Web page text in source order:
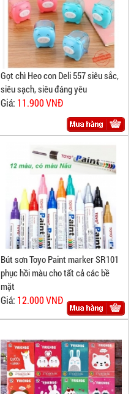
Gọt chì Heo con Deli 557 siêu sắc,
siêu sạch, siêu đáng yêu
Giá: 11.900 VNĐ
Bút sơn Toyo Paint marker SR101
phục hồi màu cho tất cả các bề
mặt
Giá: 12.000 VNĐ